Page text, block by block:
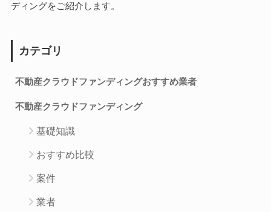
ディングをご紹介します。
カテゴリ
不動産クラウドファンディングおすすめ業者
不動産クラウドファンディング
基礎知識
おすすめ比較
案件
業者